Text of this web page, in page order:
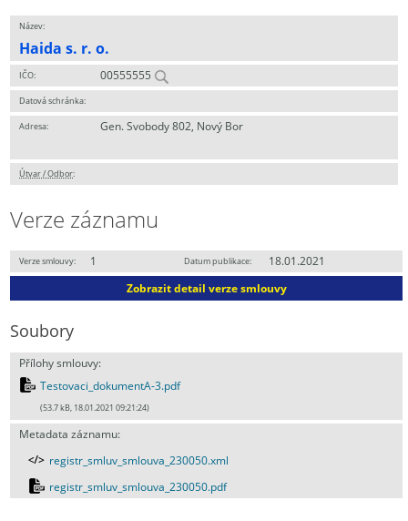
Název:
Haida s. r. o.
IČO: 00555555
Datová schránka:
Adresa: Gen. Svobody 802, Nový Bor
Útvar / Odbor:
Verze záznamu
Verze smlouvy: 1 Datum publikace:
18.01.2021
Zobrazit detail verze smlouvy
Soubory
Přílohy smlouvy:
Testovaci_dokumentA-3.pdf
(53.7 kB, 18.01.2021 09:21:24)
Metadata záznamu:
registr_smluv_smlouva_230050.xml
registr_smluv_smlouva_230050.pdf